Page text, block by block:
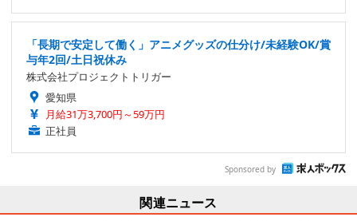
「長期で安定して働く」アニメグッズの仕分け/未経験OK/賞
与年2回/土日祝休み
株式会社プロジェクトトリガー
愛知県
月給31万3,700円～59万円
正社員
Sponsored by
関連ニュース